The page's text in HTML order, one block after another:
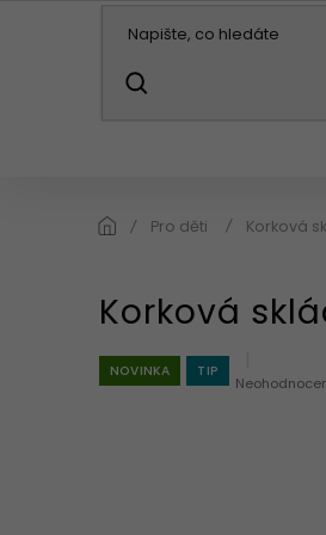
HLEDAT
Pro děti Korková
Korková
NOVINKA TIP
Průměrné